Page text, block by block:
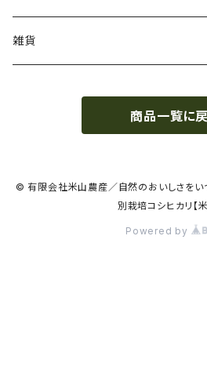
雑貨
商品一覧に
© 有限会社米山農産／自然のおいしさをい
別栽培コシヒカリ【米
Powered by